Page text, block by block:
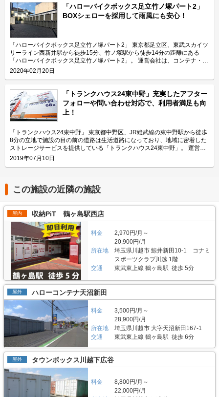
ージ北上野」の特長を教えてください。 東京メトロ日比谷線の入谷駅から
徒歩4分、JR山手線の鶯谷駅から徒歩10分の場所に位置する「ハローバイク
ガレージ北上野」。駅近なバイク駐車スペースであり、24時間365日ご利用
頂けます。広さ2.25帖・幅130cm・奥行き270cmのスペースをご用意して
おり、大型バイクの駐車にも対応可能です。また、屋内型トランクルーム
「ハローストレージ北上野」と隣接していてパーツやメンテナンス用品の収
納にご利用頂けます。ツーリングにお出掛する際にも大変便利です。 主に
どんな方がご利用されているのでしょうか？ 主に入谷駅周辺エリアを中心
とした近隣エリアの方々にご利用頂いています。「ハローバイクガレージ北
上野」は鶯谷や上野、稲荷町、田原町などからもアクセス良好なバイク専用
施設なので、近隣エリアのライダーから人気があります。大きめの駐車スペ
ースのため、アメリカンクルーザー、レーサー・スポーツタイプ、ビッグス
クーターなど、高級車や大型車の保管にもご利用頂いております。 セキュ
リティや安全面について教えてください。 「ハローバイクガレージ北上
野」は屋内タイプで雨風を防ぐことができ、また、電動シャッターや防犯カ
メラなどを設置しているためセキュリテイ面もしっかりしているので、盗難
やイタズラから愛車を守りたい、大切なバイクを雨風で汚したくない方にお
すすめです。 費用や契約について教えてください。 月額17,400円（税込）
の価格でバイク1台を駐車できます。施設の詳細な仕様については事前内覧
をおすすめ致します。ご契約の前に駐車スペースや立地など確認頂けます。
契約時はバイクのメーカー・車種・ナンバーを確認していますが、これから
バイクを購入する方はお問い合わせの際にお知らせください。時期によって
は使用料や事務手数料がお得になるキャンペーンも実施していますので、
LIFULLトランクルームのメール又は電話にてお問い合わせください。 編集
後記 「ハローバイクガレージ北上野」は駅から近くて万全なセキュリティ
はお早めにお問い合わせした方が良さそうだ。 運営会社は東証マザーズ上
場企業でもあるエリアリンク株式会社。2016年頃、西東京エリアで試験的
にはじめた駐車場タイプのバイクパーキングは当初ここまでの拡大を予想し
ていなかったとのことだが、順調に拡大を続け、現在、都内を中心に1,000
台分ほどスペースを管理している（2020年1月現在）。その運営ノウハウが
ある「ハローバイクガレージ北上野」は、誰もが安心して利用できる施設な
ので、愛車を守りたい近隣エリアの方は要チェックなスポットではないかと
思った。
「ハローバイクボックス足立竹ノ塚パート2」
BOXシェローを採用して雨風にも安心！
「ハローバイクボックス足立竹ノ塚パート2」 東京都足立区、東武スカイツ
リーライン西新井駅から徒歩15分、竹ノ塚駅から徒歩14分の距離にある
「ハローバイクボックス足立竹ノ塚パート2」。 運営会社は、コンテナ・ス
トレージ業界でトップレベルのシェアを誇り、東証マザーズにも上場してい
るエリアリンク株式会社です。 今回は、エリアリンク株式会社が運営して
ご紹介致します。 「ハローバイクボックス足立竹ノ塚パート2」の特長を教
えてください。 ボックスタイプの「ハローバイクボックス足立竹ノ塚パー
ト2」は、国道4号線から車でアクセスしやすい立地にある施設です。 広さ2
帖・幅110cm・奥行き252cm・高さ197cmのバイクボックスが17室ご用意
しており、24時間365日自由にご利用頂けます。 エリアリンク株式会社の
「ハローバイクボックス」は全国のライダー様から愛されているBOXシェ
ローを採用した施設のため、風雨による汚れや浸食に強いのが特長です。幅
広いラダーレールが付いており、バイクの乗り入れが簡単です。また、ボッ
クス内には棚を設置しておりますので、ヘルメットなどの小物を置くことも
可能です。パーツやメンテナンス用品も収納できるのでとても便利です。
主にどんな方がご利用されているのでしょうか？ 東武伊勢崎線やつくばエ
クスプレス線が通る足立区内にお住いのライダーの方を中心にご利用頂いて
おります。主にアメリカンクルーザーやビッグスクーター、レーサー・スポ
ーツタイプなど高級車又は大型車の保管が多くみられます。 セキュリティ
や安全面について教えてください。 「ハローバイクボックス足立竹ノ塚パ
ート2」はBOXシェローを採用した施設のため屋外タイプのバイクパーキン
グと違って雨風を防ぐことができ、盗難のリスクも抑えることができます。
各バイクボックスにバイクを収納するタイプなので、他の方のバイクを気に
する必要がありません。セキュリティ面としてバイクボックスの扉に南京錠
をつけており、安心してバイクを保管できる収納スペースです。また、施設
内には外灯照明も完備していますので、夜間でもバイクを出し入れしやすい
環境です。 費用や契約について教えてください。 月額11,300円（税込）の
価格でバイクボックスをご利用頂けます。「ハローバイクボックス足立竹ノ
塚パート2」は施設見学が可能なので、バイクボックスの大きさや立地が気
になる方は見学を申し込みください。契約時はバイクのナンバーを確認して
います。これからバイクを購入する方はお問い合わせの際にお知らせくださ
い。時期によっては月額使用料や事務手数料がお得になるキャンペーンも実
施していますので、LIFULLトランクルームの施設詳細ページをご覧くださ
い。 編集後記 現在、都内を中心に約1,000台（2020年1月現在）のバイク専
用スペースを管理しているエリアリンク株式会社。2016年頃、西東京エリ
アで試験的にはじめた駐車場タイプのバイクパーキングは当初ここまでの拡
大を予想していなかったとのことだが、順調に拡大を続けているという。人
気施設の一つである足立区の「ハローバイクボックス足立竹ノ塚パート2」
は、風雨による汚れや浸食防止に強いBOXシェローを採用しており、東証
マザーズ上場企業が運営しているバイク専用のスペースなので、安心して利
用できると思った。
2020年02月20日
「トランクハウス24東中野」充実したアフター
フォローや問い合わせ対応で、利用者満足も向
上！
「トランクハウス24東中野」 東京都中野区、JR総武線の東中野駅から徒歩
8分の立地で施設の目の前の道路は生活道路になっており、地域に密着した
ストレージサービスを提供している「トランクハウス24東中野」。 運営会
社はエリアリンク株式会社。コンテナ・ストレージ業界でトップシェアを誇
り、東証マザーズにも上場している会社です。全国に展開しているレンタル
に利用されています。 今回は、エリアリンク株式会社が運営している「ト
ランクハウス24東中野」の特徴や利用用途の傾向、会社の想いなどをご紹
介します。 トランクハウス24東中野の特徴を教えてください。 2018年12
月にオープンした「トランクハウス24東中野」。1階〜4階まで1軒まるごと
トランクルームで、部屋の大きさは0.9帖のコンパクトサイズから9.8帖の大
きいサイズまで展開しています。24時間365日利用でき、セキュリティも空
調も最新設備を整えているため、衣類・本・季節物などの荷物から大型家具
や機材・備品など法人利用まで幅広い用途にご利用いただけます。 主にど
んな方がご利用されているのでしょうか？ お客様は店舗から1.5キロ圏内に
お住いの方がほとんどです。他社であれば3キロ圏内程か車で移動する場所
にあることが多いのですが、「トランクハウス24」は住宅街の生活道路に
面しているため地域に密着した運営ができています（ご自宅から車で荷物を
運送するサービスも利用可能）。また、利用用途で多いのはファミリー層の
他、都心の店舗は一人暮らしの若い方や女性、法人企業にも利用いただいて
います。任意に調査したユーザーインタビューでは「一度使うと便利さが分
かった」という声も多く、衣類や本などの趣味や生活用品を自宅以外の押入
れに入れておく感覚で中長期的に利用されている傾向があります。 セキュ
リティや安全面について教えてください。 トランクハウス24で細心の注意
を払っているのが空気の流れ。外が寒いから中は暖かくではなく、結露やカ
ビができないように温度調整が必要で、その鍵を握るのが、各階に数点設置
しているサーキュレーター。風を送り込み部屋の空気を循環させることで荷
物を保管するのに最適な環境を1年中作り出しています。また、トランクハ
ウス24東中野店では、スマートキーや専用アプリによる鍵の解錠施錠にも
対応。警備会社と契約をしているため、万が一のことがあっても対応できる
ことはもちろん、小さなトラブルでも問い合わせれば、自社の物件管理部隊
がすぐに駆けつける体制も整備しています。 費用や契約について教えてく
ださい。 簡単手続き。スマートキーを採用したことで、その場で専用アプ
リを使って施設のエントランスキーを解錠でき、スタッフの立会いがなくて
2019年07月10日
この施設の近隣の施設
屋内 収納PiT 鶴ヶ島駅西店
料金
2,970円/月～
20,900円/月
所在地
埼玉県川越市 鯨井新田10-1 コナミ
スポーツクラブ川越 1階
交通
東武東上線 鶴ヶ島駅 徒歩 5分
屋外 ハローコンテナ天沼新田
料金
3,500円/月～
28,900円/月
所在地
埼玉県川越市 大字天沼新田167-1
交通
東武東上線 鶴ヶ島駅 徒歩 6分
屋外 タウンボックス川越下広谷
料金
8,800円/月～
22,000円/月